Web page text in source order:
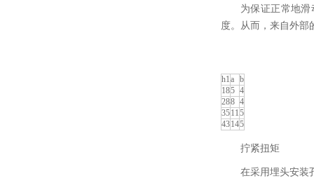
为保证正常地
度。从而，来自外部
h1a b
185 4
288 4
35115
43145
拧紧扭矩
在采用埋头安装